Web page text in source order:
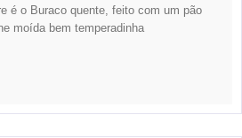
é o Buraco quente, feito com um pão
moída bem temperadinha